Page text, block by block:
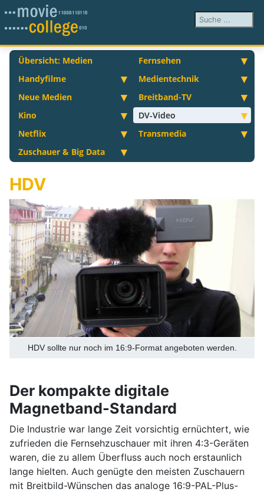
Suchen ...
Übersicht: Medien
Fernsehen
Handyfilme
Medientechnik
Neue Medien
Breitband-TV
Kino
DV-Video
Netflix
Transmedia
Zuschauer & Big Data
HDV
HDV sollte nur noch im 16:9-Format angeboten werden.
Der kompakte digitale
Magnetband-Standard
Die Industrie war lange Zeit vorsichtig ernüchtert, wie
zufrieden die Fernsehzuschauer mit ihren 4:3-Geräten
waren, die zu allem Überfluss auch noch erstaunlich
lange hielten. Auch genügte den meisten Zuschauern
mit Breitbild-Wünschen das analoge 16:9-PAL-Plus-